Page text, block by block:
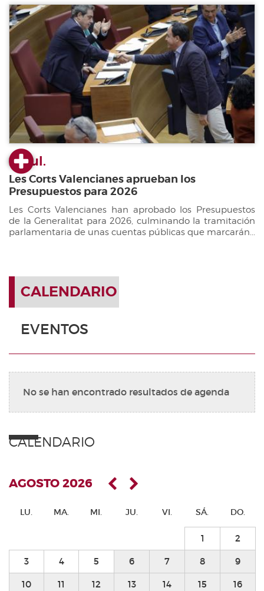
22 jul.
Les Corts Valencianes aprueban los
Presupuestos para 2026
Les Corts Valencianes han aprobado los Presupuestos
de la Generalitat para 2026, culminando la tramitación
parlamentaria de unas cuentas públicas que marcarán...
CALENDARIO
EVENTOS
No se han encontrado resultados de agenda
CALENDARIO
AGOSTO 2026
LU. MA. MI. JU. VI. SÁ. DO.
1 2
3 4 5 6 7 8 9
10 11 12 13 14 15 16